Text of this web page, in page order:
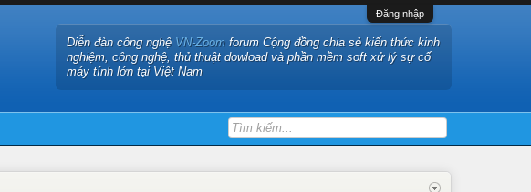
Đăng nhập
Diễn đàn công nghệ VN-Zoom forum Cộng đồng chia sẻ kiến thức kinh
nghiệm, công nghệ, thủ thuật dowload và phần mềm soft xử lý sự cố
máy tính lớn tại Việt Nam